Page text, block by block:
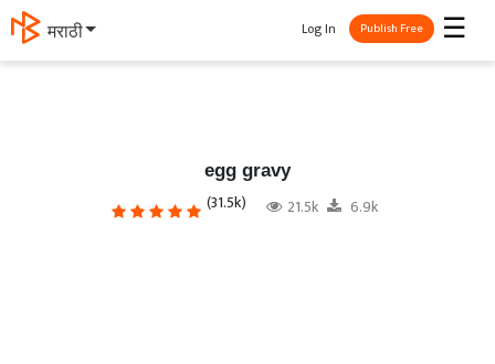
मराठी ☰
Log In Publish Free
egg gravy
(31.5k) 21.5k 6.9k